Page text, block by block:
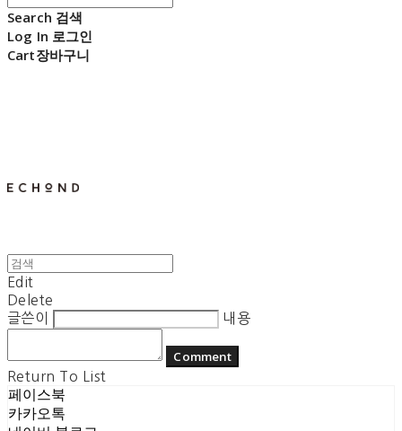
Search 검색
Log In 로그인
Cart장바구니
Edit
Delete
글쓴이
내용
Comment
Return To List
페이스북
카카오톡